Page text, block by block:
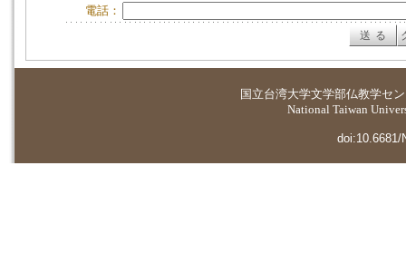
電話：
国立台湾大学文学部仏教学セ
National Taiwan
doi:10.6681/